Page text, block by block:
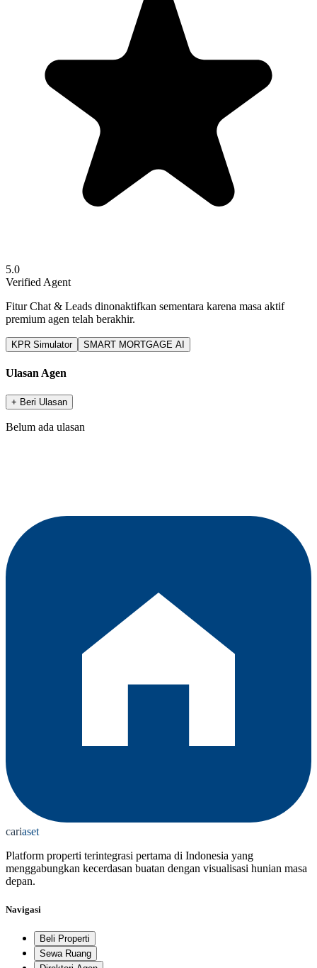
5.0
Verified Agent
Fitur Chat & Leads dinonaktifkan sementara karena masa aktif
premium agen telah berakhir.
KPR Simulator SMART MORTGAGE AI
Ulasan Agen
+ Beri Ulasan
Belum ada ulasan
cariaset
Platform properti terintegrasi pertama di Indonesia yang
menggabungkan kecerdasan buatan dengan visualisasi hunian masa
depan.
Navigasi
Beli Properti
Sewa Ruang